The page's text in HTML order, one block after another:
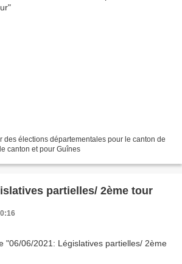
des élections départementales pour le canton de
canton et pour Guînes
partielles/ 2ème tour